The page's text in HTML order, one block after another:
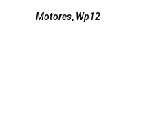
Motores, Wp12